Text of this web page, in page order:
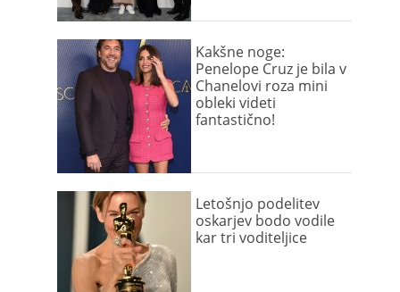
Kakšne noge:
Penelope Cruz je bila v
Chanelovi roza mini
obleki videti
fantastično!
Letošnjo podelitev
oskarjev bodo vodile
kar tri voditeljice